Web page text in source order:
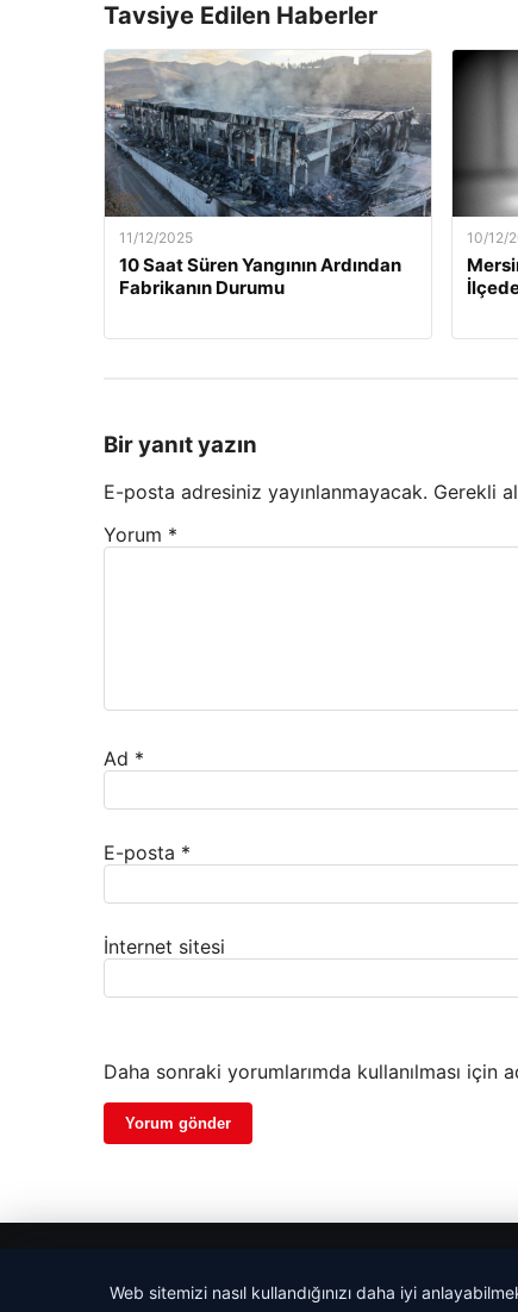
Tavsiye Edilen Haberler
11/12/2025
10 Saat Süren Yangının Ardından
Fabrikanın Durumu
10/12/
Bir yanıt yazın
E-posta adresiniz yayınlanmayacak. Gerekli
Yorum *
Ad *
E-posta *
İnternet sitesi
Daha sonraki yorumlarımda kullanılması
Web sitemizi nasıl kullandığınızı daha iyi